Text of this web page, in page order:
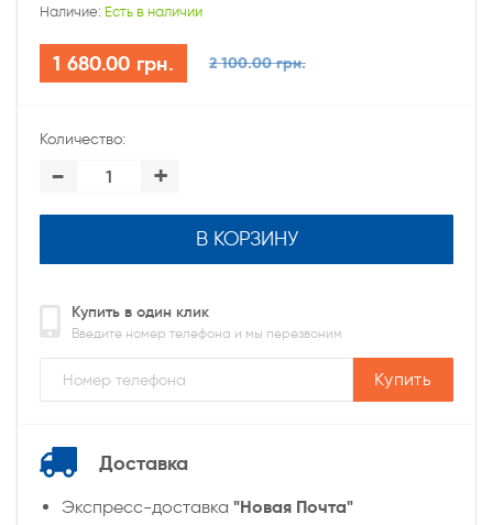
Наличие: Есть в наличии
1 680.00 грн. 2 100.00 грн.
Количество:
- +
В КОРЗИНУ
Купить в один клик
Введите номер телефона и мы перезвоним
Купить
Доставка
Экспресс-доставка "Новая Почта"